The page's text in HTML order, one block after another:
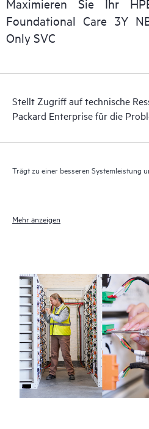
Darüber hinaus bietet HPE
elektronischen Zugriff auf
Supportinformationen, sodass
kann.
Maximieren Sie Ihr
Foundational Care 3Y
Only SVC
Stellt Zugriff auf technische
Packard Enterprise für die
Trägt zu einer besseren Systemleistung
Mehr anzeigen